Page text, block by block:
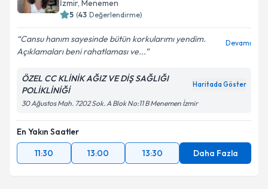
İzmir, Menemen
5 (43 Değerlendirme)
Cansu hanım sayesinde bütün korkularımı yendim.
Açıklamaları beni rahatlaması ve...
Devamı
ÖZEL CC KLİNİK AĞIZ VE DİŞ SAĞLIĞI
POLİKLİNİĞİ
Haritada Göster
30 Ağustos Mah. 7202 Sok. A Blok No:11 B Menemen İzmir
En Yakın Saatler
11:30
13:00 13:30 Daha Fazla